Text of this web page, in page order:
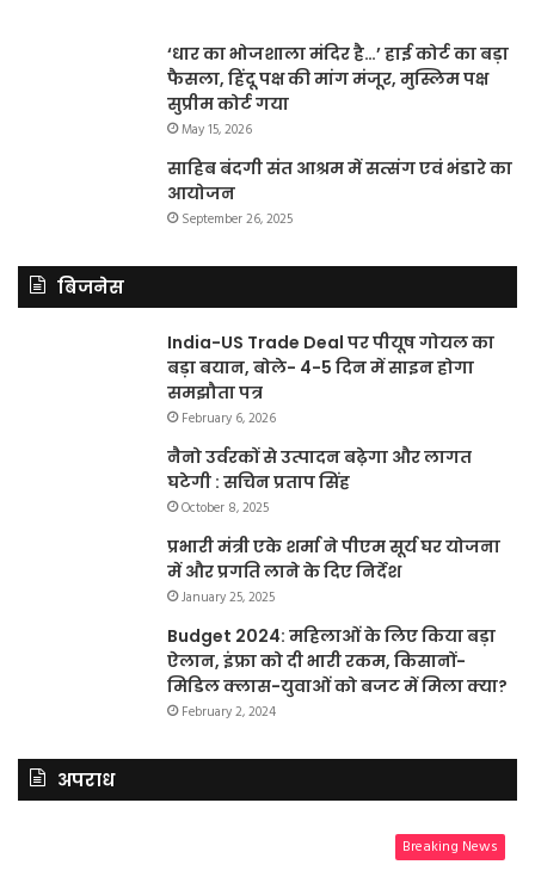
‘धार का भोजशाला मंदिर है…’ हाई कोर्ट का बड़ा
फैसला, हिंदू पक्ष की मांग मंजूर, मुस्लिम पक्ष
सुप्रीम कोर्ट गया
May 15, 2026
साहिब बंदगी संत आश्रम में सत्संग एवं भंडारे का
आयोजन
September 26, 2025
बिजनेस
India-US Trade Deal पर पीयूष गोयल का
बड़ा बयान, बोले- 4-5 दिन में साइन होगा
समझौता पत्र
February 6, 2026
नैनो उर्वरकों से उत्पादन बढ़ेगा और लागत
घटेगी : सचिन प्रताप सिंह
October 8, 2025
प्रभारी मंत्री एके शर्मा ने पीएम सूर्य घर योजना
में और प्रगति लाने के दिए निर्देश
January 25, 2025
Budget 2024: महिलाओं के लिए किया बड़ा
ऐलान, इंफ्रा को दी भारी रकम, किसानों-
मिडिल क्लास-युवाओं को बजट में मिला क्या?
February 2, 2024
अपराध
Breaking News